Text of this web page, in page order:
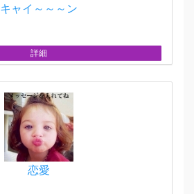
キャイ～～～ン
詳細
恋愛